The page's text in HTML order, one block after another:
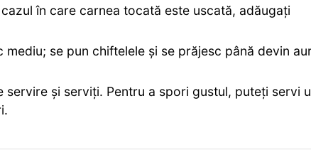
în care carnea tocată este uscată, adăugați
se pun chiftelele și se prăjesc până devin
și serviți. Pentru a spori gustul, puteți servi